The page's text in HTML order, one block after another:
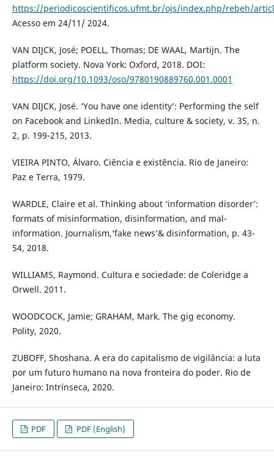
https://periodicoscientificos.ufmt.br/ojs/index.php/rebeh/
Acesso em 24/11/ 2024.
VAN DIJCK, José; POELL, Thomas; DE WAAL, Martijn. The
platform society. Nova York: Oxford, 2018. DOI:
https://doi.org/10.1093/oso/9780190889760.001.0001
VAN DIJCK, José. ‘You have one identity’: Performing the self
on Facebook and LinkedIn. Media, culture & society, v. 35, n.
2, p. 199-215, 2013.
VIEIRA PINTO, Álvaro. Ciência e existência. Rio de Janeiro:
Paz e Terra, 1979.
WARDLE, Claire et al. Thinking about ‘information disorder’:
formats of misinformation, disinformation, and mal-
information. Journalism,‘fake news’& disinformation, p. 43-
54, 2018.
WILLIAMS, Raymond. Cultura e sociedade: de Coleridge a
Orwell. 2011.
WOODCOCK, Jamie; GRAHAM, Mark. The gig economy.
Polity, 2020.
ZUBOFF, Shoshana. A era do capitalismo de vigilância: a luta
por um futuro humano na nova fronteira do poder. Rio de
Janeiro: Intrínseca, 2020.
PDF PDF (English)